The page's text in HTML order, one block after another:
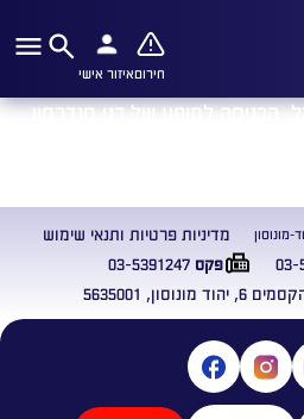
חירוםאיזור אישי
למופע של דני סנדרסון
5635001
03- פקס03-5391247
מונוסון מדיניות פרטיות ותנאי שימוש